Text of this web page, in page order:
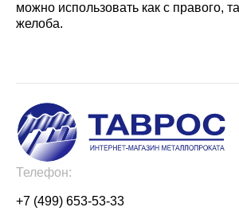
можно использовать как с правого,
желоба.
Телефон:
+7 (499) 653-53-33